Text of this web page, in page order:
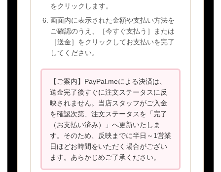
をクリックします。
画面内に表示された金額や支払い方法を
ご確認のうえ、［今すぐ支払う］または
［送金］をクリックしてお支払いを完了
してください。
【ご案内】PayPal.meによる決済は、
送金完了後すぐに注文ステータスに反
映されません。当店スタッフがご入金
を確認次第、注文ステータスを「完了
（お支払い済み）」へ更新いたしま
す。そのため、反映までに半日～1営業
日ほどお時間をいただく場合がござい
ます。あらかじめご了承ください。